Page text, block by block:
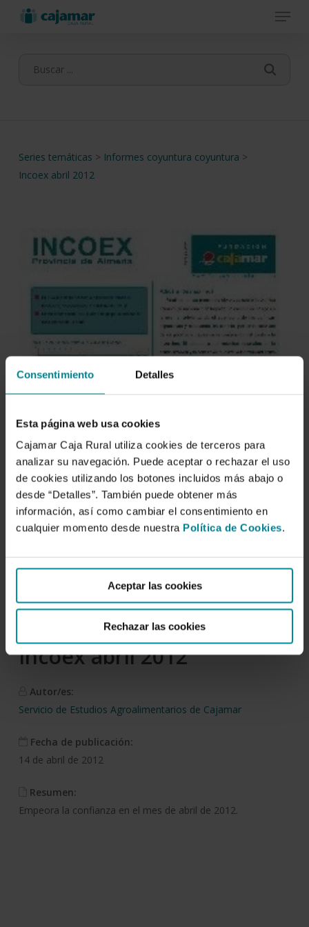
Consentimiento Detalles
Esta página web usa cookies
Cajamar Caja Rural utiliza cookies de terceros para
analizar su navegación. Puede aceptar o rechazar el uso
de cookies utilizando los botones incluidos más abajo o
desde “Detalles”. También puede obtener más
información, así como cambiar el consentimiento en
cualquier momento desde nuestra Política de Cookies.
Aceptar las cookies
Rechazar las cookies
Menu
Series temáticas > Informes coyuntura coyuntura >
Incoex abril 2012
Incoex abril 2012
Autor/es:
Servicio de Estudios Agroalimentarios de Cajamar
Fecha de publicación:
14 de abril de 2012
Resumen:
Empeora la confianza en el mes de abril de 2012.